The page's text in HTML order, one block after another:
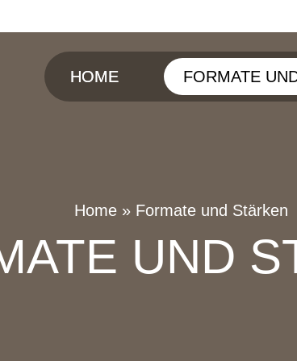
HOME FORMATE
Home» Formate und Stärken
UND